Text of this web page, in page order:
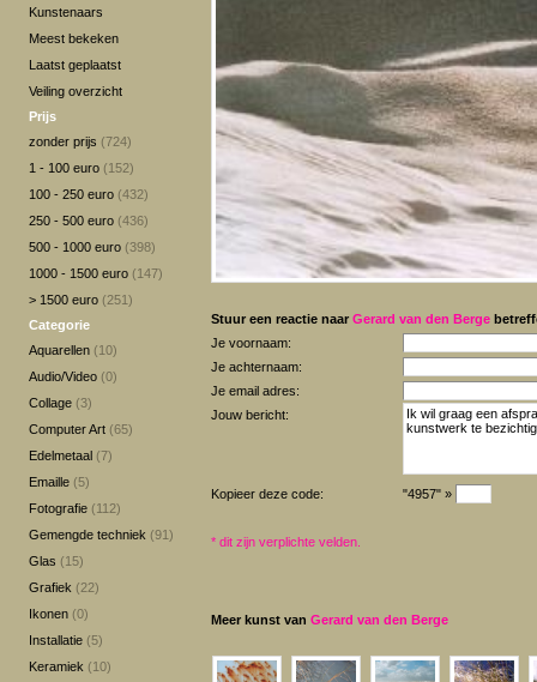
Kunstenaars
Meest bekeken
Laatst geplaatst
Veiling overzicht
Prijs
zonder prijs (724)
1 - 100 euro (152)
100 - 250 euro (432)
250 - 500 euro (436)
500 - 1000 euro (398)
1000 - 1500 euro (147)
> 1500 euro (251)
Categorie
Aquarellen (10)
Audio/Video (0)
Collage (3)
Computer Art (65)
Edelmetaal (7)
Emaille (5)
Fotografie (112)
Gemengde techniek (91)
Glas (15)
Grafiek (22)
Ikonen (0)
Installatie (5)
Keramiek (10)
Stuur een reactie naar Gerard van den Berge
Je voornaam:
Je achternaam:
Je email adres:
Jouw bericht:
Kopieer deze code: "4957" »
* dit zijn verplichte velden.
Meer kunst van Gerard van den Berge